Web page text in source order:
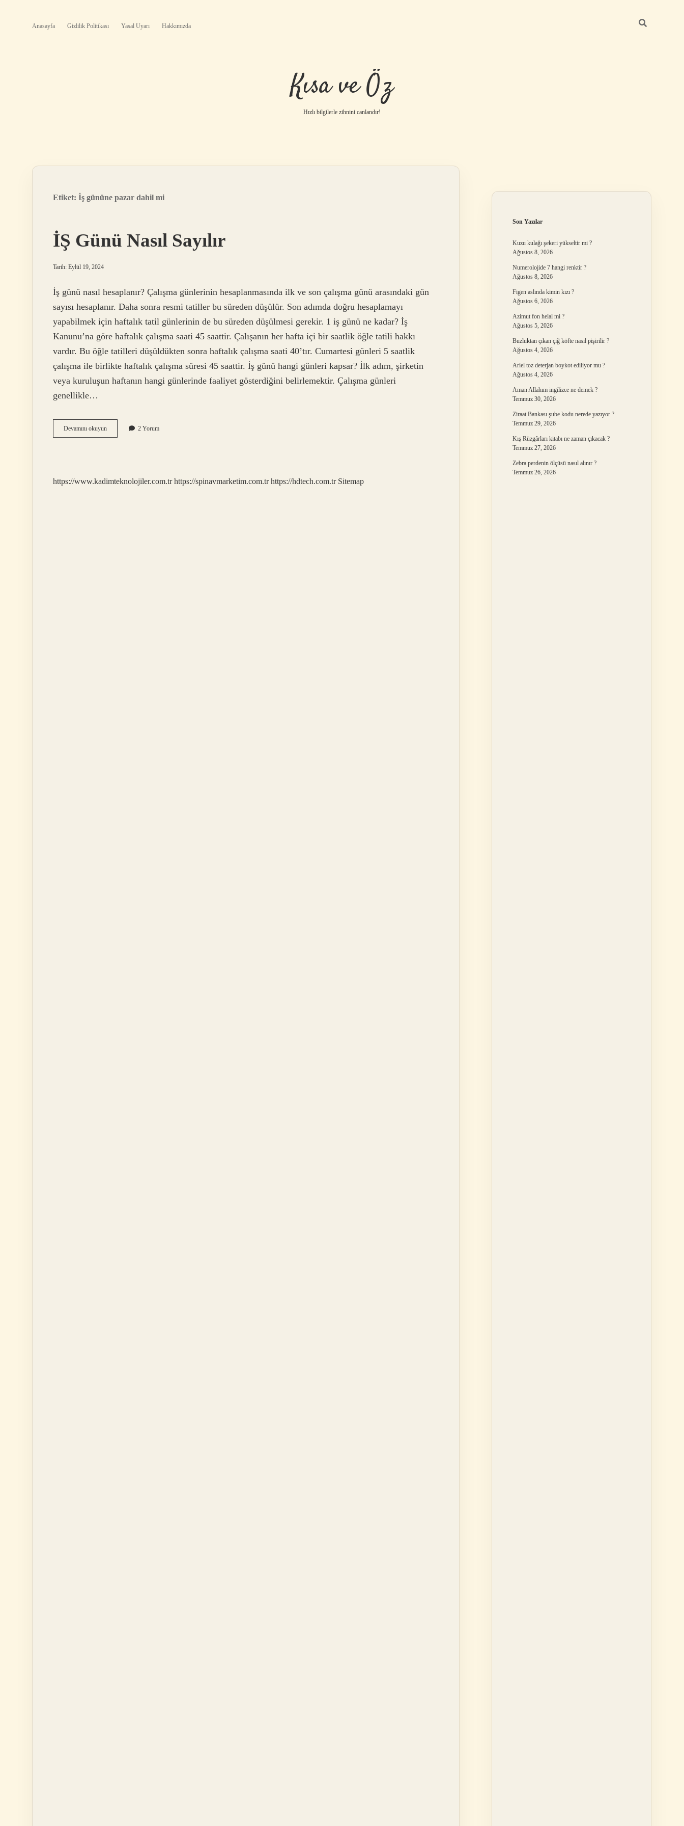
Anasayfa Gizlilik Politikası Yasal Uyarı Hakkımızda
Kısa ve Öz
Hızlı bilgilerle zihnini canlandır!
Etiket: İş gününe pazar dahil mi
İŞ Günü Nasıl Sayılır
Tarih: Eylül 19, 2024
İş günü nasıl hesaplanır? Çalışma günlerinin hesaplanmasında ilk ve son çalışma günü arasındaki gün
sayısı hesaplanır. Daha sonra resmi tatiller bu süreden düşülür. Son adımda doğru hesaplamayı
yapabilmek için haftalık tatil günlerinin de bu süreden düşülmesi gerekir. 1 iş günü ne kadar? İş
Kanunu’na göre haftalık çalışma saati 45 saattir. Çalışanın her hafta içi bir saatlik öğle tatili hakkı
vardır. Bu öğle tatilleri düşüldükten sonra haftalık çalışma saati 40’tır. Cumartesi günleri 5 saatlik
çalışma ile birlikte haftalık çalışma süresi 45 saattir. İş günü hangi günleri kapsar? İlk adım, şirketin
veya kuruluşun haftanın hangi günlerinde faaliyet gösterdiğini belirlemektir. Çalışma günleri
genellikle…
Devamını okuyunİŞ
Günü
2 Yorum
https://www.kadimteknolojiler.com.tr https://spinavmarketim.com.tr https://hdtech.com.tr Sitemap
Son Yazılar
Kuzu kulağı şekeri yükseltir mi ?
Ağustos 8, 2026
Numerolojide 7 hangi renktir ?
Ağustos 8, 2026
Figen aslında kimin kızı ?
Ağustos 6, 2026
Azimut fon helal mi ?
Ağustos 5, 2026
Buzluktan çıkan çiğ köfte nasıl pişirilir ?
Ağustos 4, 2026
Ariel toz deterjan boykot ediliyor mu ?
Ağustos 4, 2026
Aman Allahım ingilizce ne demek ?
Temmuz 30, 2026
Ziraat Bankası şube kodu nerede yazıyor ?
Temmuz 29, 2026
Kış Rüzgârları kitabı ne zaman çıkacak ?
Temmuz 27, 2026
Zebra perdenin ölçüsü nasıl alınır ?
Temmuz 26, 2026